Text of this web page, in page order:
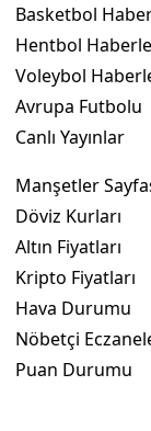
Basketbol
Hentbol
Voleybol
Avrupa Futbolu
Canlı Yayınlar
Manşetler
Döviz Kurları
Altın Fiyatları
Kripto Fiyatları
Hava Durumu
Nöbetçi
Puan Durumu